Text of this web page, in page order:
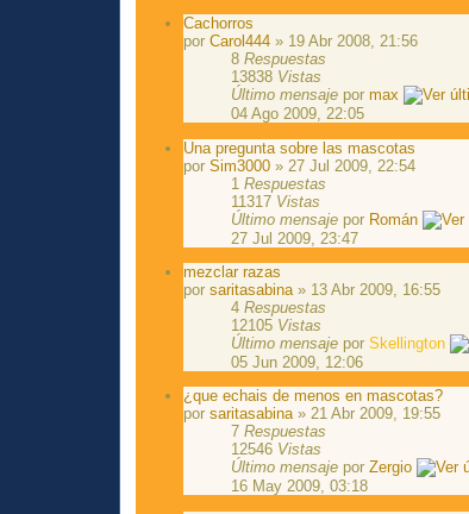
Cachorros
porCarol444 » 19 Abr 2008, 21:56
8Respuestas
13838 Vistas
Último mensaje pormax
04 Ago 2009, 22:05
Una pregunta sobre las mascotas
porSim3000 » 27 Jul 2009, 22:54
1Respuestas
11317 Vistas
Último mensaje por Román
27 Jul 2009, 23:47
mezclar razas
porsaritasabina » 13 Abr 2009, 16:55
4Respuestas
12105 Vistas
Último mensaje porSkellington
05 Jun 2009, 12:06
¿que echais de menos en mascotas?
porsaritasabina» 21 Abr 2009, 19:55
7Respuestas
12546 Vistas
Último mensaje porZergio
16 May 2009, 03:18